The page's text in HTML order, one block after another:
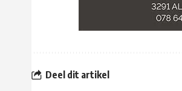
Deel dit artikel